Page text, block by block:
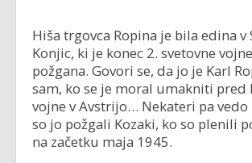
Hiša trgovca Ropina je bila edina v
Konjic, ki je konec 2. svetovne
požgana. Govori se, da jo je Karl
sam, ko se je moral umakniti pred
vojne v Avstrijo… Nekateri pa vedo
so jo požgali Kozaki, ko so plenili
na začetku maja 1945.